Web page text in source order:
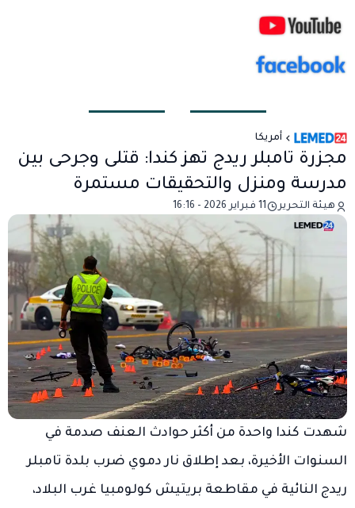
أمريكا
مجزرة تامبلر ريدج تهز كندا: قتلى وجرحى بين
مدرسة ومنزل والتحقيقات مستمرة
هيئة التحرير 11 فبراير 2026 - 16:16
شهدت كندا واحدة من أكثر حوادث العنف صدمة في
السنوات الأخيرة، بعد إطلاق نار دموي ضرب بلدة تامبلر
ريدج النائية في مقاطعة بريتيش كولومبيا غرب البلاد،